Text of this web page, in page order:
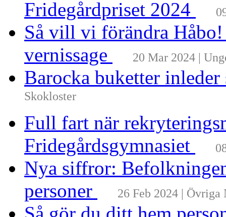
Fridegårdpriset 2024
Så vill vi förändra
vernissage
20 Mar 2024 |
Barocka buketter
Skokloster
Full fart när
Fridegårdsgymnasiet
Nya siffror:
personer
26 Feb 2024 | Övriga